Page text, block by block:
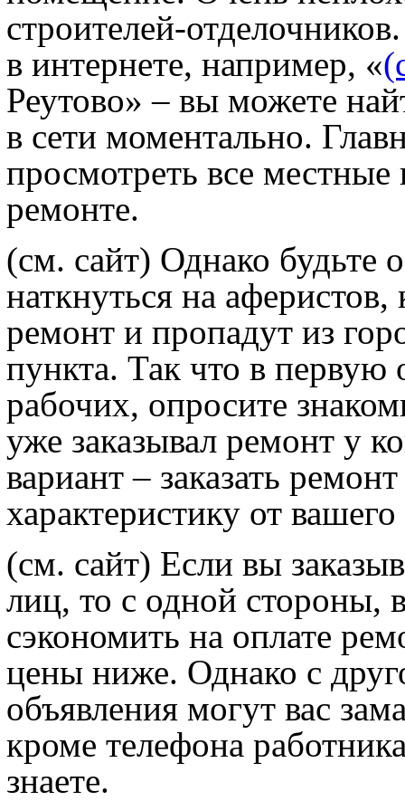
строителей-
в интернете, например, «
Реутово» – вы можете
в сети моментально.
просмотреть все
ремонте.
(см. сайт) Однако будьте
наткнуться на аферистов,
ремонт и пропадут из
пункта. Так что в первую
рабочих, опросите
уже заказывал ремонт у
вариант – заказать
характеристику от
(см. сайт) Если вы
лиц, то с одной стороны,
сэкономить на оплате
цены ниже. Однако с
объявления могут вас
кроме телефона
знаете.